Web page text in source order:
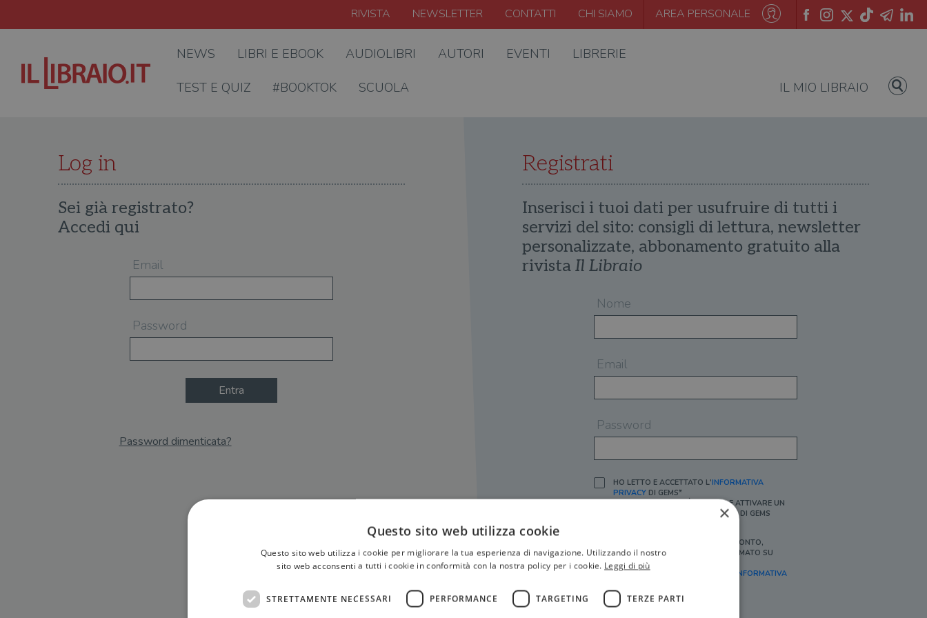
RIVISTA NEWSLETTER CONTATTI CHI SIAMO AREA PERSONALE
NEWS LIBRI E EBOOK AUDIOLIBRI AUTORI EVENTI LIBRERIE
TEST E QUIZ #BOOKTOK SCUOLA IL MIO LIBRAIO
Log in
Sei già registrato?
Accedi qui
Email
Password
Entra
Password dimenticata?
Registrati
Inserisci i tuoi dati per usufruire di tutti i
servizi del sito: consigli di lettura, newsletter
personalizzate, abbonamento gratuito alla
rivista Il Libraio
Nome
Email
Password
HO LETTO E ACCETTATO L'INFORMATIVA
PRIVACYDI GEMS*
IN MANCANZA NON È POSSIBILE ATTIVARE UN
ACCOUNT E/O RICEVERE I SERVIZI DI GEMS
SÌ, DESIDERO RICEVERE BUONI SCONTO,
OFFERTE SPECIALI, ESSERE INFORMATO SU
PROMOZIONI E NOVITÀ.
[FINALITÀ MARKETING, ART.2 (E),
INFORMATIVA
×
Questo sito web utilizza cookie
Questo sito web utilizza i cookie per migliorare la tua esperienza di navigazione. Utilizzando il nostro
sito web acconsenti a tutti i cookie in conformità con la nostra policy per i cookie. Leggi di più
STRETTAMENTE NECESSARI PERFORMANCE TARGETING TERZE PARTI